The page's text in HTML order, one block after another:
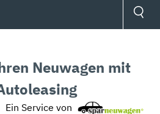
Neuwagen mit
Ein Service von